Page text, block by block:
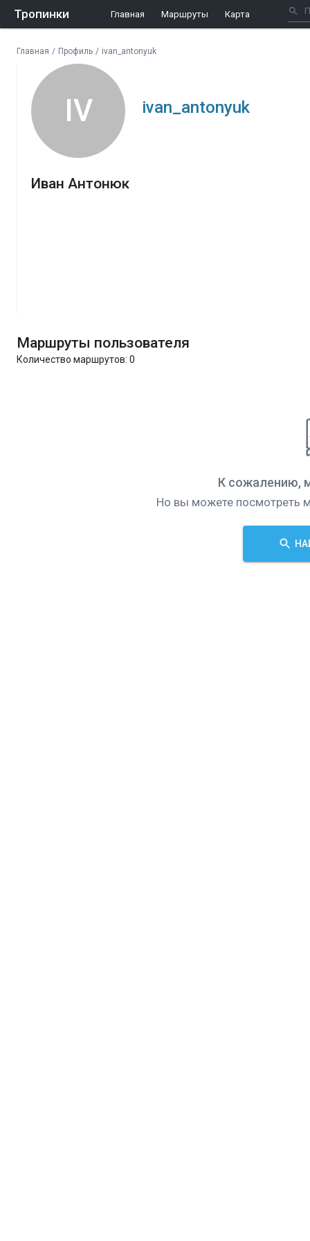
Тропинки Главная Маршруты Карта
Главная / Профиль / ivan_antonyuk
IV ivan_antonyuk
Иван Антонюк
Маршруты пользователя
Количество маршрутов: 0
К сожалению,
Но вы можете посмотреть